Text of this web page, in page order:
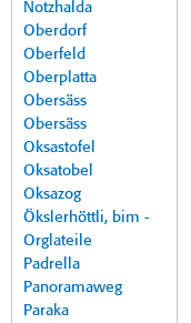
Notzhalda
Oberdorf
Oberfeld
Oberplatta
Obersäss
Obersäss
Oksastofel
Oksatobel
Oksazog
Ökslerhöttli, bim -
Orglateile
Padrella
Panoramaweg
Paraka